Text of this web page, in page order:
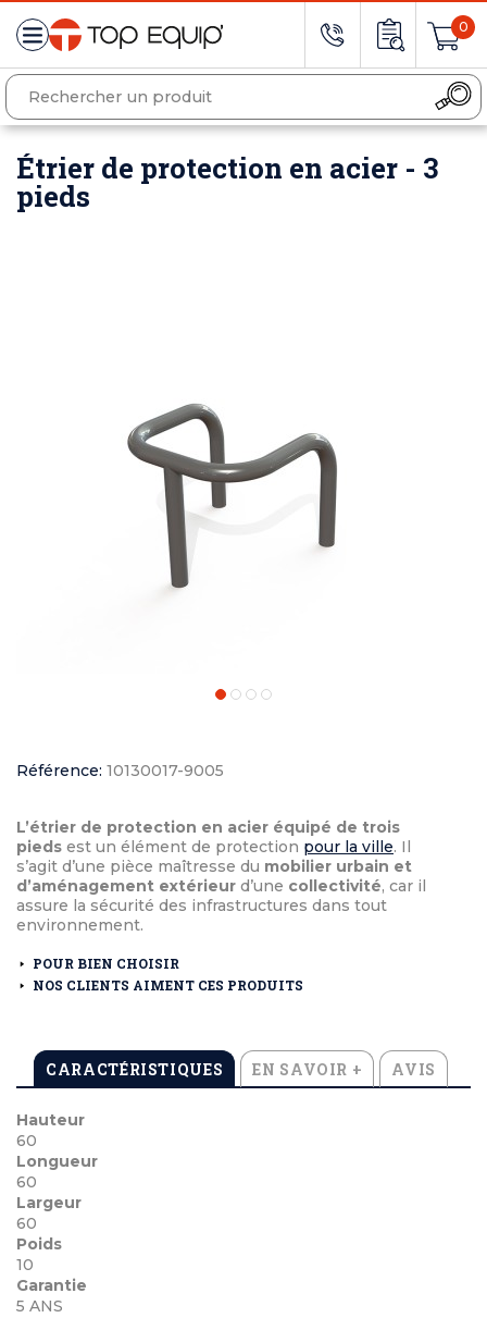
0
Étrier de protection en acier - 3
pieds
Référence: 10130017-9005
L’étrier de protection en acier équipé de trois
pieds est un élément de protection pour la ville. Il
s’agit d’une pièce maîtresse du mobilier urbain et
d’aménagement extérieur d’une collectivité, car il
assure la sécurité des infrastructures dans tout
environnement.
POUR BIEN CHOISIR
NOS CLIENTS AIMENT CES PRODUITS
CARACTÉRISTIQUES EN SAVOIR + AVIS
Hauteur
60
Longueur
60
Largeur
60
Poids
10
Garantie
5 ANS